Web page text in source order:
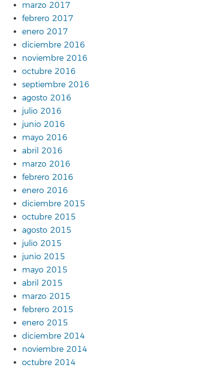
marzo 2017
febrero 2017
enero 2017
diciembre 2016
noviembre 2016
octubre 2016
septiembre 2016
agosto 2016
julio 2016
junio 2016
mayo 2016
abril 2016
marzo 2016
febrero 2016
enero 2016
diciembre 2015
octubre 2015
agosto 2015
julio 2015
junio 2015
mayo 2015
abril 2015
marzo 2015
febrero 2015
enero 2015
diciembre 2014
noviembre 2014
octubre 2014